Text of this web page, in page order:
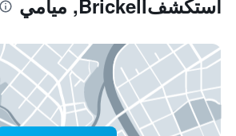
استكشفBrickell, ميامي